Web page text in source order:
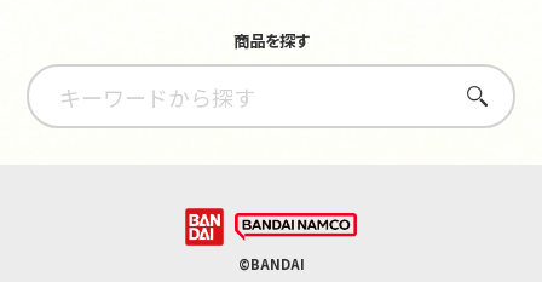
商品を探す
さがす
©BANDAI